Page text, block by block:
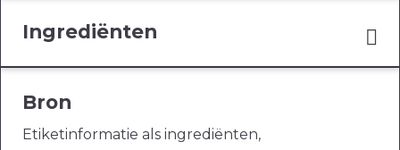
Ingrediënten
Bron
Etiketinformatie als ingrediënten,